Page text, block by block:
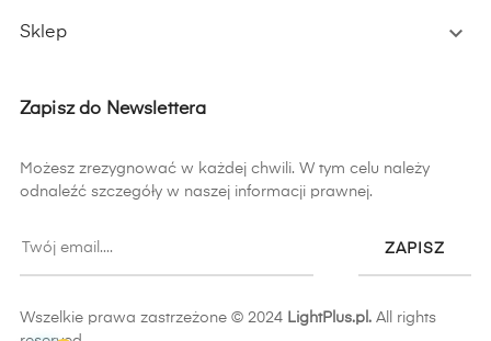
Sklep 
Zapisz do Newslettera
Możesz zrezygnować w każdej chwili. W tym celu należy
odnaleźć szczegóły w naszej informacji prawnej.
ZAPISZ
Wszelkie prawa zastrzeżone © 2024 LightPlus.pl. All rights